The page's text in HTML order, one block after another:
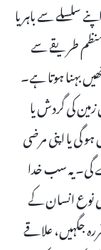
سلسلے سے باہر یا
طریقے سے
بہنا ہوتا ہے۔
کی گردش یا
یا اپنی مرضی
گی۔ یہ سب خدا
نوع انسان کے
جگہیں، علاقے